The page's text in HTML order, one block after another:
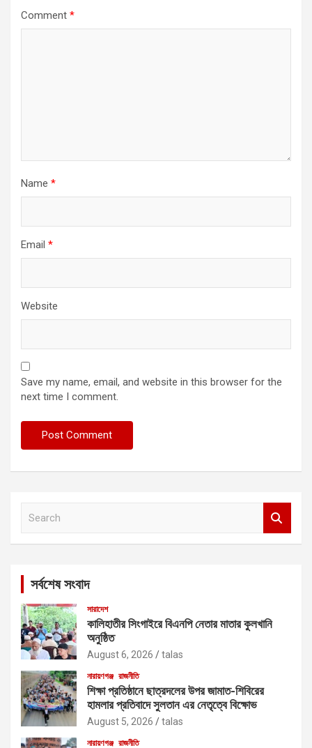
Comment *
Name *
Email *
Website
Save my name, email, and website in this browser for the
next time I comment.
সর্বশেষ সংবাদ
সারাদেশ
কালিহাতীর সিংগাইরে বিএনপি নেতার মাতার কুলখানি
অনুষ্ঠিত
August 6, 2026 talas
নারায়ণগঞ্জ রাজনীতি
শিক্ষা প্রতিষ্ঠানে ছাত্রদলের উপর জামাত-শিবিরের
হামলার প্রতিবাদে সুলতান এর নেতৃত্বে বিক্ষোভ
August 5, 2026 talas
নারায়ণগঞ্জ রাজনীতি